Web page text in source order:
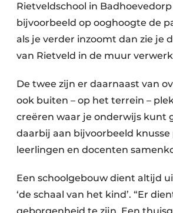
Rietveldschool in Badhoevedorp
bijvoorbeeld op ooghoogte de
als je verder inzoomt dan zie je
van Rietveld in de muur
De twee zijn er daarnaast van
ook buiten – op het terrein –
creëren waar je onderwijs kunt
daarbij aan bijvoorbeeld knusse
leerlingen en docenten
Een schoolgebouw dient altijd
‘de schaal van het kind’. “Er